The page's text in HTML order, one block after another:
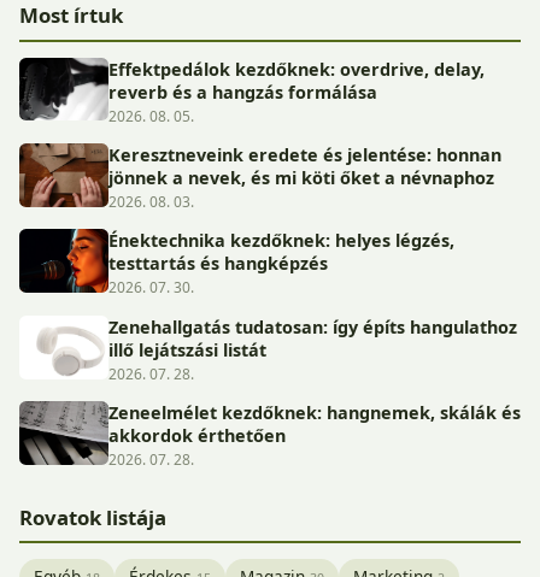
Most írtuk
Effektpedálok kezdőknek: overdrive, delay,
reverb és a hangzás formálása
2026. 08. 05.
Keresztneveink eredete és jelentése: honnan
jönnek a nevek, és mi köti őket a névnaphoz
2026. 08. 03.
Énektechnika kezdőknek: helyes légzés,
testtartás és hangképzés
2026. 07. 30.
Zenehallgatás tudatosan: így építs hangulathoz
illő lejátszási listát
2026. 07. 28.
Zeneelmélet kezdőknek: hangnemek, skálák és
akkordok érthetően
2026. 07. 28.
Rovatok listája